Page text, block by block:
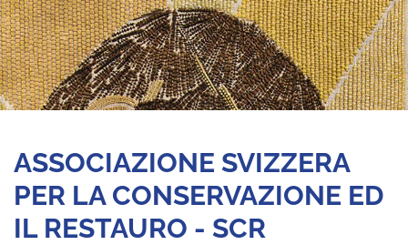
ASSOCIAZIONE SVIZZERA
PER LA CONSERVAZIONE ED
IL RESTAURO - SCR